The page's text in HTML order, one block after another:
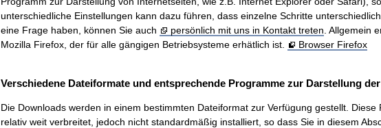
unterschiedliche Einstellungen kann dazu führen, dass einzelne Schritte
eine Frage haben, können Sie auch
persönlich mit uns in Kontakt treten . Allgemein
Mozilla Firefox, der für alle gängigen Betriebsysteme erhätlich ist.
Browser Firefox
Verschiedene Dateiformate und entsprechende Programme zur Darstellung
Die Downloads werden in einem bestimmten Dateiformat zur Verfügung gestellt. Diese
relativ weit verbreitet, jedoch nicht standardmäßig installiert, so dass Sie in diesem